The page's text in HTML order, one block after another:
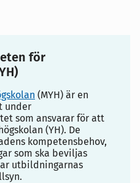
för
(MYH) är en
under
som ansvarar för att
(YH). De
kompetensbehov,
som ska beviljas
utbildningarnas